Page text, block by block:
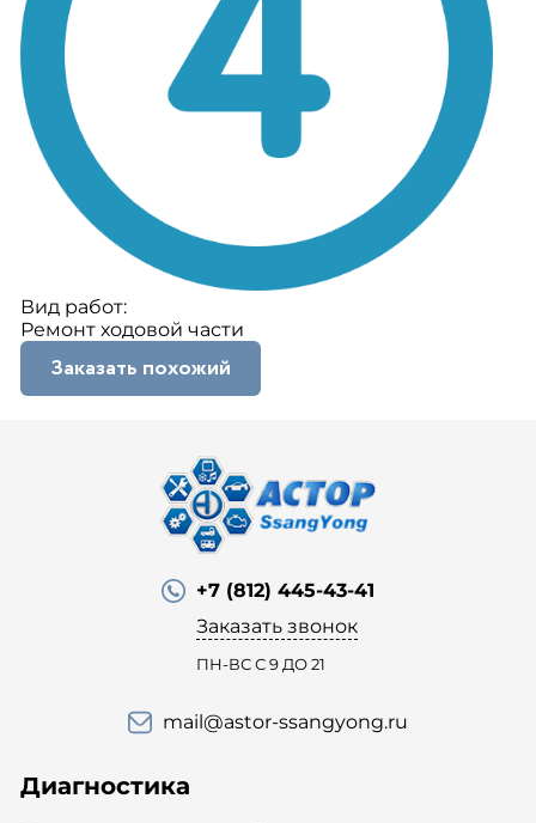
Вид работ:
Ремонт ходовой части
Заказать похожий
+7 (812) 445-43-41
Заказать звонок
ПН-ВС С 9 ДО 21
mail@astor-ssangyong.ru
Диагностика